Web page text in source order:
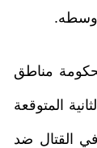
مناطق
المرحلة الثانية المتوقعة
القتال ضد